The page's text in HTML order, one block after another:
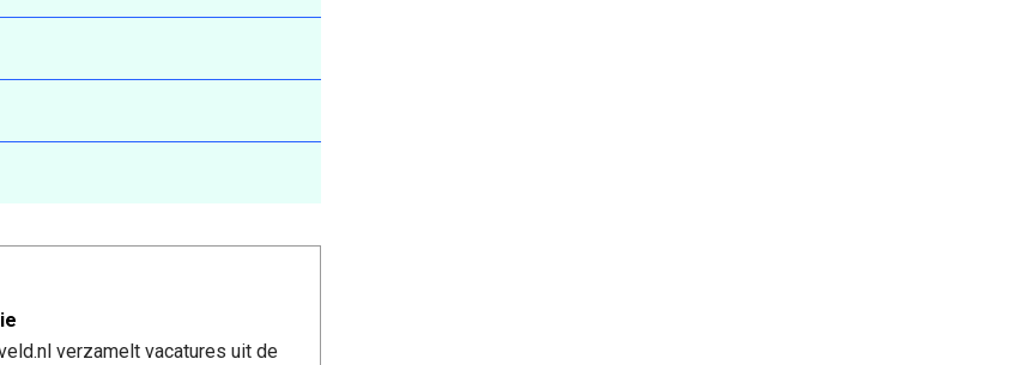
verzamelt vacatures uit de